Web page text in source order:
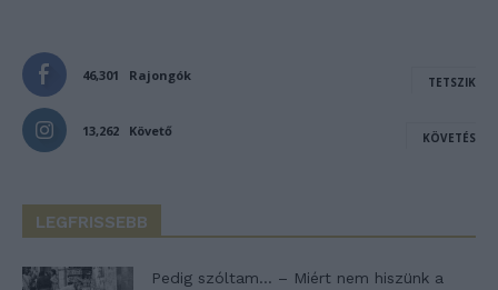
46,301 Rajongók TETSZIK
13,262 Követő KÖVETÉS
LEGFRISSEBB
Pedig szóltam… – Miért nem hiszünk a